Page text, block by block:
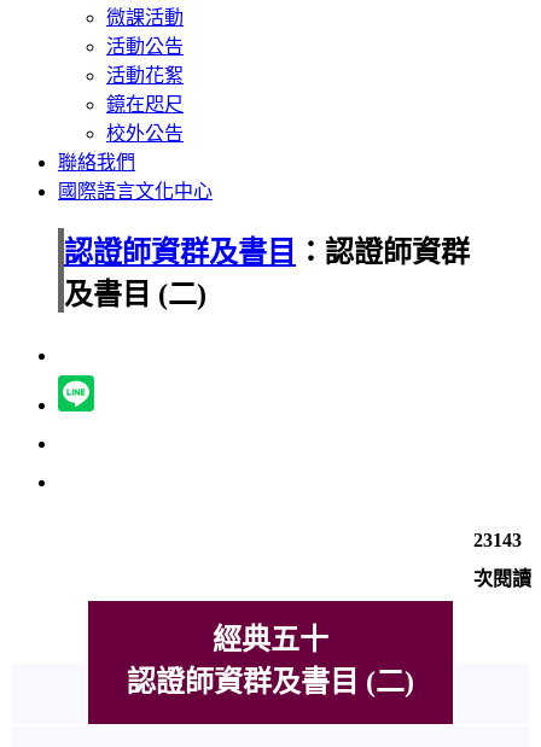
微課活動
活動公告
活動花絮
鏡在咫尺
校外公告
聯絡我們
國際語言文化中心
認證師資群及書目 ：認證師資群
及書目 (二)
23143
次閱讀
經典五十
認證師資群及書目 (二)